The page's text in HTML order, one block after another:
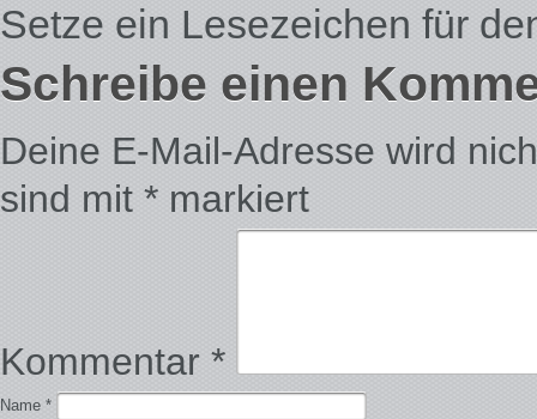
Setze ein Lesezeichen für
Schreibe einen
Deine E-Mail-Adresse wird
sind mit * markiert
Kommentar *
Name *